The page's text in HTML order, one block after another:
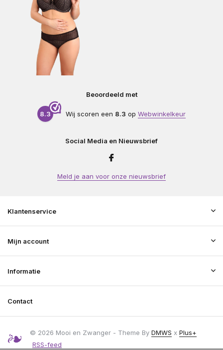
Beoordeeld met
8.3 Wij scoren een 8.3 op Webwinkelkeur
Social Media en Nieuwsbrief
Meld je aan voor onze nieuwsbrief
Klantenservice
Mijn account
Informatie
Contact
© 2026 Mooi en Zwanger - Theme By DMWS x Plus+
RSS-feed